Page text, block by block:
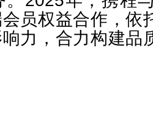
员权益合作，依
力，合力构建品